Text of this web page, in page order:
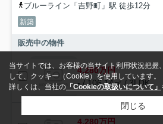
ブルーライン「吉野町」駅 徒歩12分
新築
販売中の物件
4,280万円
- / 106.14㎡ / 3LDK
4,280万円
当サイトでは、お客様の当サイト利用状況把握
して、クッキー（Cookie）を使用しています。
詳しくは、当社の 「Cookieの取扱いについて」
閉じる